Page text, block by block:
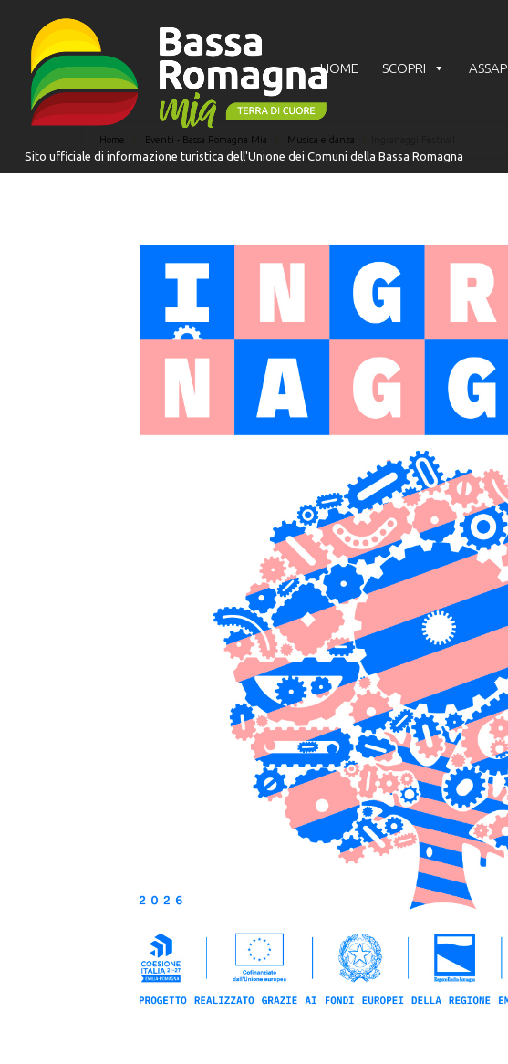
HOME SCOPRI
Home Eventi - Bassa Romagna Mia Musica e danza